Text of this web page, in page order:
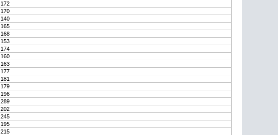
172
170
140
165
168
153
174
160
163
177
181
179
196
289
202
245
195
215